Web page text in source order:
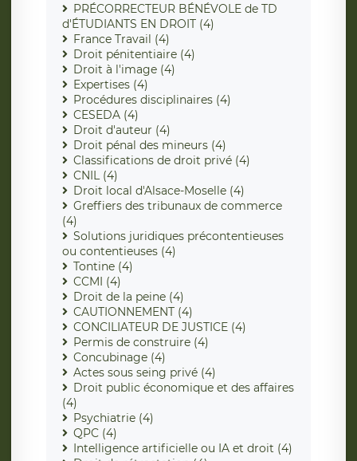
PRÉCORRECTEUR BÉNÉVOLE de TD
d'ÉTUDIANTS EN DROIT (4)
France Travail (4)
Droit pénitentiaire (4)
Droit à l'image (4)
Expertises (4)
Procédures disciplinaires (4)
CESEDA (4)
Droit d'auteur (4)
Droit pénal des mineurs (4)
Classifications de droit privé (4)
CNIL (4)
Droit local d'Alsace-Moselle (4)
Greffiers des tribunaux de commerce
(4)
Solutions juridiques précontentieuses
ou contentieuses (4)
Tontine (4)
CCMI (4)
Droit de la peine (4)
CAUTIONNEMENT (4)
CONCILIATEUR DE JUSTICE (4)
Permis de construire (4)
Concubinage (4)
Actes sous seing privé (4)
Droit public économique et des affaires
(4)
Psychiatrie (4)
QPC (4)
Intelligence artificielle ou IA et droit (4)